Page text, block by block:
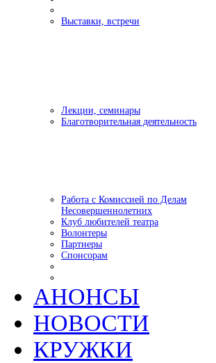
Выставки, встречи
Лекции, семинары
Благотворительная деятельность
Работа с Комиссией по Делам
Несовершеннолетних
Клуб любителей театра
Волонтеры
Партнеры
Спонсорам
АНОНСЫ
НОВОСТИ
КРУЖКИ